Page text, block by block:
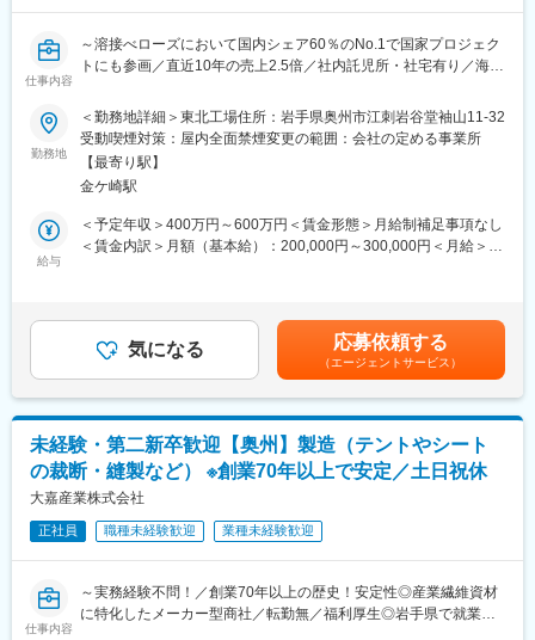
出荷された薬は、その日の内に患者さんに投与され検査が行われ
ます。その検査結果は癌の早期発見につながり、治療方針の決定
に大きな影響を及ぼします。質の高い製品を作ることができれ
ば、より多くの方が救われることになる、やりがいを感じられる
【放射性医薬品とは】
ごく弱い放射線を出す成分を含んだ薬のことです。診断や治療に
使われ、体の中に入ると、特定の臓器や病気の場所に集まるよう
ラで測り、体の状態を画像で確認できるようになっています。
仕事内容
～溶接べローズにおいて国内シェア60％のNo.1で国家プロジェク
トにも参画／直近10年の売上2.5倍／社内託児所・社宅有り／海外
■担当業務：主力製品となる「ベローズ」や「真空配管」をはじめ
とする、真空関連部品の洗浄を行います。お客様のご要望に応じ
て、超音波洗浄・精密洗浄を実施し、真空環境での使用に適した
製品の清浄度を確保しています。
＜具体的な業務の流れ＞
部品や製品をカゴに入れる→洗浄機にセットする→スタートボタ
＜製造している製品例＞
◇真空状態を生み出すための各種部品（溶接ベローズ、成形ベロ
◇製造工程自動化にかかる各種装置・部品類 など
■東北工場について：2023年に創業以来最大の新工場を新設しま
した。東北工場では、本社・四国工場で扱っている真空配管（真
空事業）の設計・製造と半導体製造装置メーカーから受託による
装置の組み立て（ユニット事業）を行います。
■同社について：
【事業】同社は1984年に元教師の津金会長が設立し9名で電子部
品の組立下請けとしてスタート、真空をコア技術とし、真空事
勤務地
＜勤務地詳細＞東北工場住所：岩手県奥州市江刺岩谷堂袖山11-32
受動喫煙対策：屋内全面禁煙変更の範囲：会社の定める事業所
【最寄り駅】
金ケ崎駅
給与
＜予定年収＞400万円～600万円＜賃金形態＞月給制補足事項なし
＜賃金内訳＞月額（基本給）：200,000円～300,000円＜月給＞
んと評価に反映されます。賃金はあくまでも目安の金額であり、
選考を通じて上下する可能性があります。月給(月額)は固定手当を
含めた表記です。
気になる 応募依頼する
（エージェントサービス）
未経験・第二新卒歓迎【奥州】製造（テントやシート
の裁断・縫製など） ※創業70年以上で安定／土日祝休
大嘉産業株式会社
正社員 職種未経験歓迎 業種未経験歓迎
仕事内容
～実務経験不問！／創業70年以上の歴史！安定性◎産業繊維資材
に特化したメーカー型商社／転勤無／福利厚生◎岩手県で就業就